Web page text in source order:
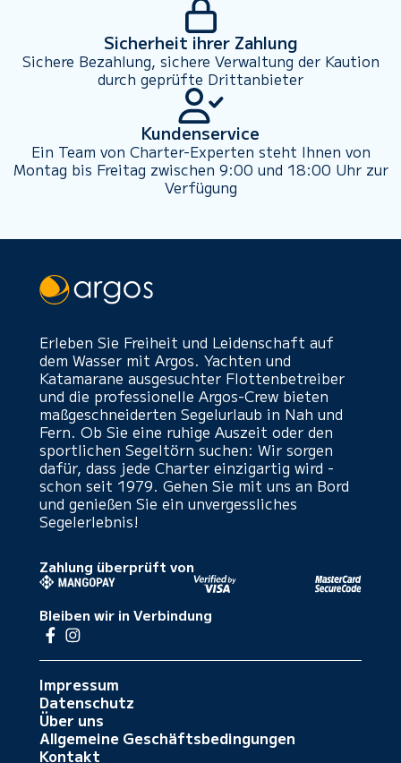
Sicherheit ihrer Zahlung
Sichere Bezahlung, sichere Verwaltung der Kaution
durch geprüfte Drittanbieter
Kundenservice
Ein Team von Charter-Experten steht Ihnen von
Montag bis Freitag zwischen 9:00 und 18:00 Uhr zur
Verfügung
Erleben Sie Freiheit und Leidenschaft auf
dem Wasser mit Argos. Yachten und
Katamarane ausgesuchter Flottenbetreiber
und die professionelle Argos-Crew bieten
maßgeschneiderten Segelurlaub in Nah und
Fern. Ob Sie eine ruhige Auszeit oder den
sportlichen Segeltörn suchen: Wir sorgen
dafür, dass jede Charter einzigartig wird -
schon seit 1979. Gehen Sie mit uns an Bord
und genießen Sie ein unvergessliches
Segelerlebnis!
Zahlung überprüft von
Bleiben wir in Verbindung
Impressum
Datenschutz
Über uns
Allgemeine Geschäftsbedingungen
Kontakt